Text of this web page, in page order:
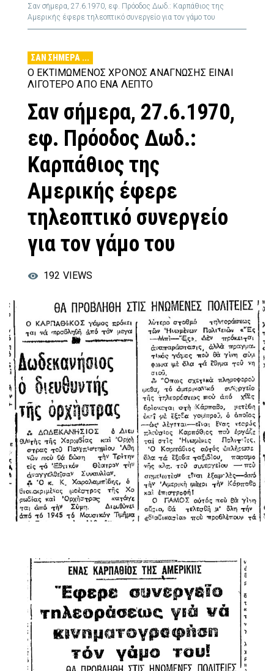
Σαν σήμερα, 27.6.1970, εφ. Πρόοδος Δωδ.: Καρπάθιος της
Αμερικής έφερε τηλεοπτικό συνεργείο για τον γάμο του
ΣΑΝ ΣΉΜΕΡΑ ...
Ο ΕΚΤΙΜΏΜΕΝΟΣ ΧΡΌΝΟΣ ΑΝΆΓΝΩΣΗΣ ΕΊΝΑΙ
ΛΙΓΌΤΕΡΟ ΑΠΌ ΈΝΑ ΛΕΠΤΌ
Σαν σήμερα, 27.6.1970,
εφ. Πρόοδος Δωδ.:
Καρπάθιος της
Αμερικής έφερε
τηλεοπτικό συνεργείο
για τον γάμο του
192 VIEWS